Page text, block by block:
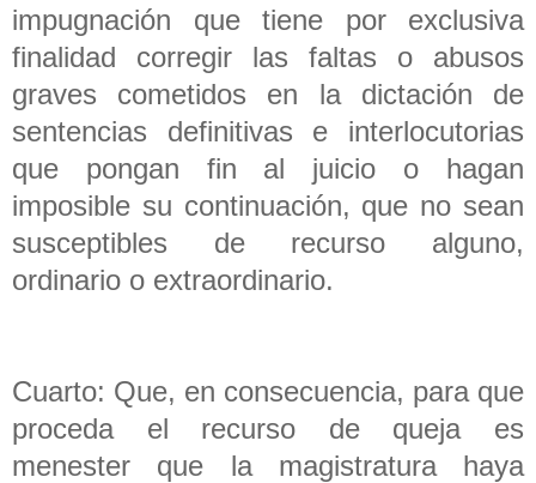
impugnación que tiene por exclusiva
finalidad corregir las faltas o abusos
graves cometidos en la dictación de
sentencias definitivas e interlocutorias
que pongan fin al juicio o hagan
imposible su continuación, que no sean
susceptibles de recurso alguno,
ordinario o extraordinario.
Cuarto: Que, en consecuencia, para que
proceda el recurso de queja es
menester que la magistratura haya